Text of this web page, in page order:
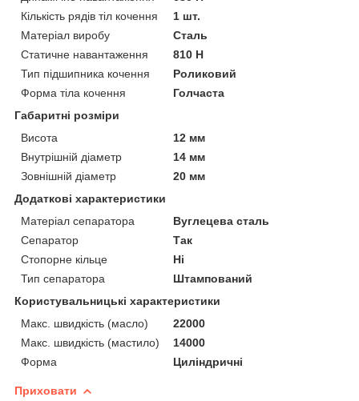
Кількість рядів тіл кочення
1 шт.
Матеріал виробу
Сталь
Статичне навантаження
810 Н
Тип підшипника кочення
Роликовий
Форма тіла кочення
Голчаста
Габаритні розміри
Висота
12 мм
Внутрішній діаметр
14 мм
Зовнішній діаметр
20 мм
Додаткові характеристики
Матеріал сепаратора
Вуглецева сталь
Сепаратор
Так
Стопорне кільце
Ні
Тип сепаратора
Штампований
Користувальницькі характеристики
Макс. швидкість (масло)
22000
Макс. швидкість (мастило)
14000
Форма
Циліндричні
Приховати